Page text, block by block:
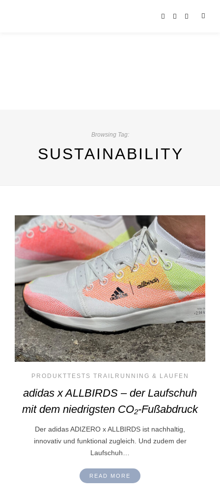
Browsing Tag:
SUSTAINABILITY
PRODUKTTESTS TRAILRUNNING & LAUFEN
adidas x ALLBIRDS – der Laufschuh
mit dem niedrigsten CO₂-Fußabdruck
Der adidas ADIZERO x ALLBIRDS ist nachhaltig,
innovativ und funktional zugleich. Und zudem der
Laufschuh…
READ MORE